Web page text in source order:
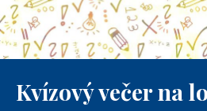
Kvízový večer na